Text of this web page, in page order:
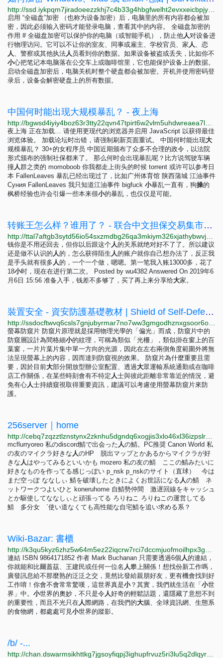
启用 “全磁盘”加密 （也称为设备加密）后，电脑里的所有内容都会被加
密，因此必须输入密码才能登录电脑，查看其中的内容。 全磁盘加密的
作用 # 全磁盘加密可以保护你的电脑（或智能手机），防止他人对设备进
行物理访问。它可以不让你的室友、同事或雇主、学校官员、家人、恋
人、警察或其他执法人 员看到你的数据。如果设备被盗或丢失，比如你不
小心把笔记本电脑落在公交车上或咖啡馆里，它也能保护设备上的数据。
启动全磁盘加密后，电脑关机时整个硬盘都会被加密。开机并使用密码登
录后，设备会解密硬盘上的所有数据。
中国何时能出现大规模暴乱？ - 夜上海
夜上海 正在加载… 请使用更现代的浏览器并启用 JavaScript 以获得最佳
浏览体验。 加载论坛时出错，请强制刷新页面重试。 中国何时能出现大
规模暴乱？ 30+的女程序员 中国近期颁布了众多不合理的政令，以法院
形式颁布的强制社保都来了。 那么何时会出现暴乱呢？比方说驾驶车辆
撞人群之类的 momoboob 你我都走上街头的时候 torrent 或许可以参考日
本 FallenLeaves 暴乱已经出现过了，比如广州体育馆 陕西蒲城 江油事件
Суния FallenLeaves 我只知道江油事件 bigfuck 小暴乱一直有，狗操的
枫桥经验也许会引爆一些本来很小的暴乱，也仅仅是可能。
转账王怎么样？谁用了？ - 联合中文担保交易集市联合中文担保交易集市
钱你是不用还回去，但你以后跟这个人的关系就绝对好不了了。所以建议
还是做不认识的人的，怎么获得陌生人的账户就你自己想办法了，反正我
是手头就有很多人的，一个一个做，嗯嗯。第一笔我入账13000多，花了
18小时，现在在进行第二次。 Posted by wu4382 Answered On 2019年6
月6日 15:56 准备入手，钱差不多够了，买了再上来分享给大家。
裝置安全 - 資安防護基礎教材 | Shield of Self-Defense (SSD)
螢幕防窺片 防窺片原理就是採用物理光學的「偏光」而成，防窺片中的
防窺層設計為間格細小的紋理，可稱為類似「光柵」，類似掛在窗上的百
葉窗，一片片葉片集中單一方向的光源，因此在左右兩側角度範圍外將無
法呈現螢幕上的內容，因而達到防窺視的效果。 防窺片為什麼重要且需
要，因於目前大部分開放型辦公室配置、透過大眾運輸系統通勤或在咖啡
店工作關係，在某些時刻會有不特定人士與彼此距離非常靠近的情況，避
免有心人士持續窺視取得重要資訊，建議可以考慮使用螢幕防窺片來防
護。
256server｜home
mcflurryoreo 私のdiscord鯖で出会った人の鯖。PC推奨 Canon World 私
の友のマイクラ好きな人のHP 脱出マップとかあるからマイクラが好
きな人はやってみるといいかも mozero 私の友の鯖 ここの鯖みたいに
好きなものを作ってる感じっぽい p_nsk p_nskのサイト（直球） 今は
まだ空っぽ ななしぃ 鯖を破壊したときによくお世話になる人の鯖 ネ
ットワークつよいひと koneruhome 自鯖勢仲間 激遅回線をキャッシュ
とか駆使してななしぃと頑張ってる ろりねこ ろりねこの運営してる
鯖 多分女 `使い道なくても高性能な自宅鯖を追い求める系？
Wiki-Bazar: 書櫃
連結 ISBN 9864171852 作者 Mark Buchanan 只需要透過6個人的連結，
你就能和比爾蓋茲、王建民或任何一位名 人攀上關係！想找份新工作嗎，
廣發訊息給不那麼熟的泛泛之交，竟然比發給親朋好友，更有機會找到好
工作唷！你會不會常常驚嘆，這世界真是小？其實，我們就生活在「 小世
界」中。 小世界的奧妙，不只是令人好奇的輕鬆話題，還隱藏了意想不到
的重要性，而且不光只在人際網路，在我們的大腦、全球資訊網、生態系
的食物網，都處處可見小世界的蹤影。
/b/ -...